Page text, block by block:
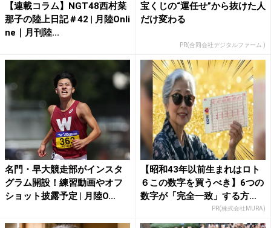
【連載コラム】NGT48西村菜
那子の陸上日記＃42 | 月陸Onli
ne｜月刊陸...
宝くじの“運任せ”から抜けた人
だけ変わる
PR(合同会社デジタルファーム )
名門・早大競走部がインスタ
グラム開設！練習動画やオフ
ショット披露予定 | 月陸O...
【昭和43年以前生まれはロト
６この数字を買うべき】6つの
数字が「完全一致」する方...
PR(株式会社MURA)